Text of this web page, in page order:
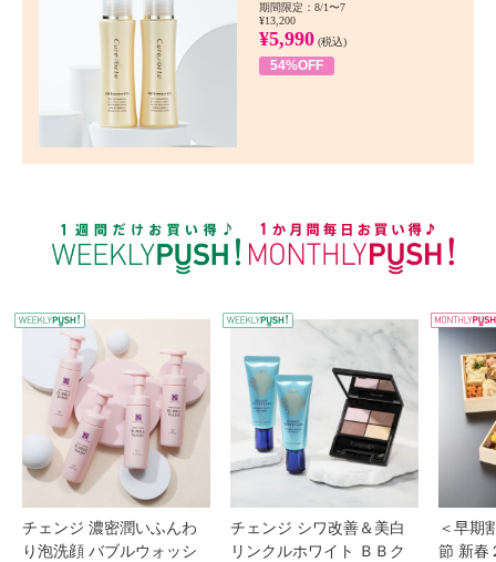
期間限定：8/1〜7
¥13,200
¥5,990 (税込)
54%OFF
WEEKLY PUSH
チェンジ 濃密潤いふんわ
り泡洗顔 バブルウォッシ
チェンジ シワ改善＆美白
リンクルホワイト ＢＢク
＜早期
節 新春